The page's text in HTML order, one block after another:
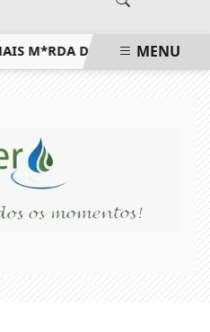
DO ESTADO’ E DEFENDE
MENU